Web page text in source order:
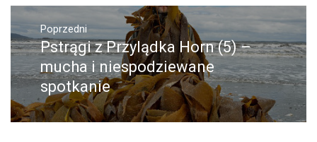
Nawigacja
wpisuPoprzedni
Poprzedni
wpis:
Pstrągi z Przylądka Horn (5) –
mucha i niespodziewane
spotkanie